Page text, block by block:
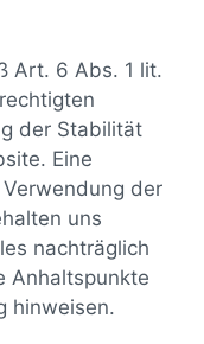
Art. 6 Abs. 1 lit.
der Stabilität
Eine
der
uns
nachträglich
Anhaltspunkte
hinweisen.